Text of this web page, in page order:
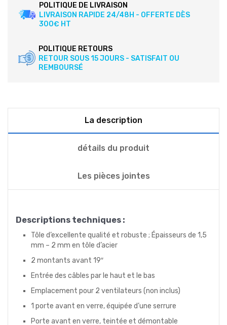
POLITIQUE DE LIVRAISON
LIVRAISON RAPIDE 24/48H - OFFERTE DÈS
300€ HT
POLITIQUE RETOURS
RETOUR SOUS 15 JOURS - SATISFAIT OU
REMBOURSÉ
La description
détails du produit
Les pièces jointes
Descriptions techniques :
Tôle d’excellente qualité et robuste ; Épaisseurs de 1,5
mm – 2 mm en tôle d’acier
2 montants avant 19″
Entrée des câbles par le haut et le bas
Emplacement pour 2 ventilateurs (non inclus)
1 porte avant en verre, équipée d’une serrure
Porte avant en verre, teintée et démontable